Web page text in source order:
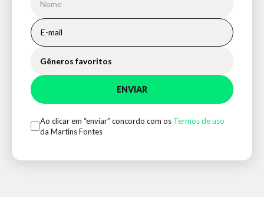
Gêneros favoritos
ENVIAR
Ao clicar em “enviar” concordo com os Termos de uso
da Martins Fontes